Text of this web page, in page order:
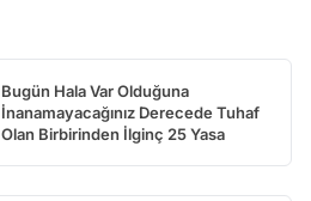
Bugün Hala Var Olduğuna
İnanamayacağınız Derecede Tuhaf
Olan Birbirinden İlginç 25 Yasa